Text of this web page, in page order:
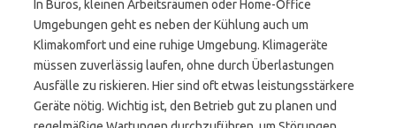
In Büros, kleinen Arbeitsräumen oder Home-Office
Umgebungen geht es neben der Kühlung auch um
Klimakomfort und eine ruhige Umgebung. Klimageräte
müssen zuverlässig laufen, ohne durch Überlastungen
Ausfälle zu riskieren. Hier sind oft etwas leistungsstärkere
Geräte nötig. Wichtig ist, den Betrieb gut zu planen und